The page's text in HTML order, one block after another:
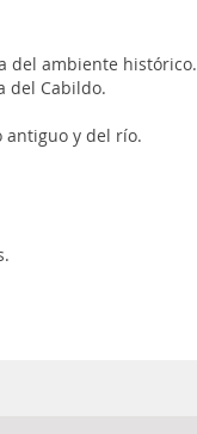
del ambiente histórico.
del Cabildo.
antiguo y del río.